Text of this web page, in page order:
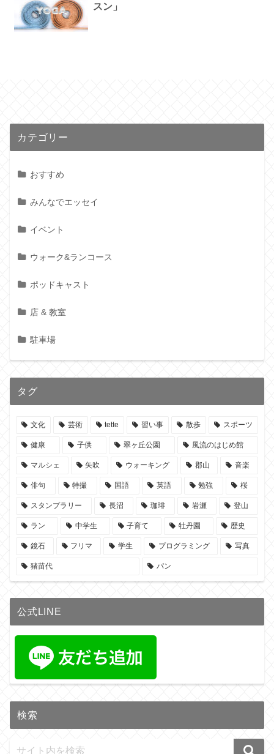
スン」
カテゴリー
おすすめ
みんなでエッセイ
イベント
ウォーク&ランコース
ポッドキャスト
店 & 教室
駐車場
タグ
文化 芸術 tette 習い事 散歩 スポーツ
健康 子供 翠ヶ丘公園 風流のはじめ館
マルシェ 矢吹 ウォーキング 郡山 音楽
俳句 特撮 国語 英語 勉強 桜
スタンプラリー 長沼 珈琲 岩瀬 登山
ラン 中学生 子育て 牡丹園 歴史
鏡石 フリマ 学生 プログラミング 写真
猪苗代 パン
公式LINE
検索